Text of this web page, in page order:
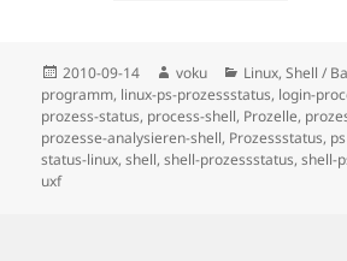
Posted
on
2010-09-14 Author
voku Categories
Linux,Shell /
programm, linux-ps-prozessstatus, login-
prozess-status, process-shell, Prozelle,
prozesse-analysieren-shell, Prozessstatus,
status-linux,shell,shell-prozessstatus,shell-
uxf